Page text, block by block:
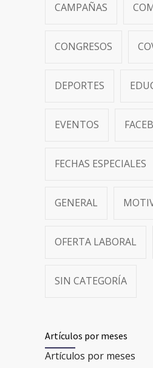
CAMPAÑAS
CONGRESOS
DEPORTES
EVENTOS
FECHAS ESPECIALES
GENERAL
OFERTA LABORAL
SIN CATEGORÍA
Artículos por meses
Artículos por meses